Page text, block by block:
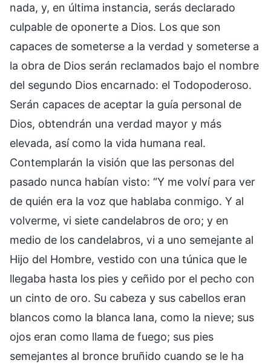
nada, y, en última instancia, serás declarado
culpable de oponerte a Dios. Los que son
capaces de someterse a la verdad y someterse a
la obra de Dios serán reclamados bajo el nombre
del segundo Dios encarnado: el Todopoderoso.
Serán capaces de aceptar la guía personal de
Dios, obtendrán una verdad mayor y más
elevada, así como la vida humana real.
Contemplarán la visión que las personas del
pasado nunca habían visto: “Y me volví para ver
de quién era la voz que hablaba conmigo. Y al
volverme, vi siete candelabros de oro; y en
medio de los candelabros, vi a uno semejante al
Hijo del Hombre, vestido con una túnica que le
llegaba hasta los pies y ceñido por el pecho con
un cinto de oro. Su cabeza y sus cabellos eran
blancos como la blanca lana, como la nieve; sus
ojos eran como llama de fuego; sus pies
semejantes al bronce bruñido cuando se le ha